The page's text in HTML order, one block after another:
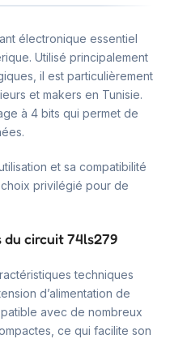
électronique essentiel
Utilisé principalement
il est particulièrement
et makers en Tunisie.
à 4 bits qui permet de
et sa compatibilité
privilégié pour de
circuit 74ls279
techniques
d’alimentation de
avec de nombreux
ce qui facilite son